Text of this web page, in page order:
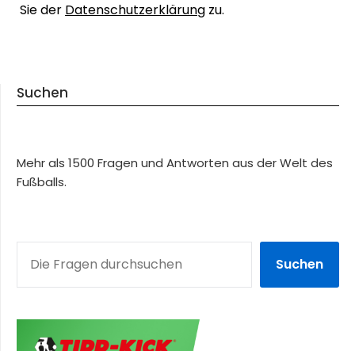
Sie der Datenschutzerklärung zu.
Suchen
Mehr als 1500 Fragen und Antworten aus der Welt des
Fußballs.
Suchen